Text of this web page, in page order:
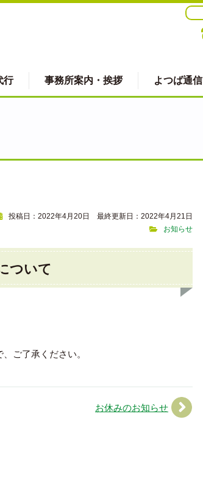
行 事務所案内・挨拶 よつば通信
投稿日：2022年4月20日 最終更新日：2022年4月21日
お知らせ
ついて
ご了承ください。
お休みのお知らせ